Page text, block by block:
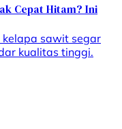
Cepat Hitam? Ini
sawit segar
kualitas tinggi.